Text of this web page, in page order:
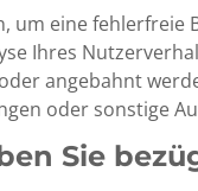
um eine
Ihres
angebahnt
oder sonstige
Sie